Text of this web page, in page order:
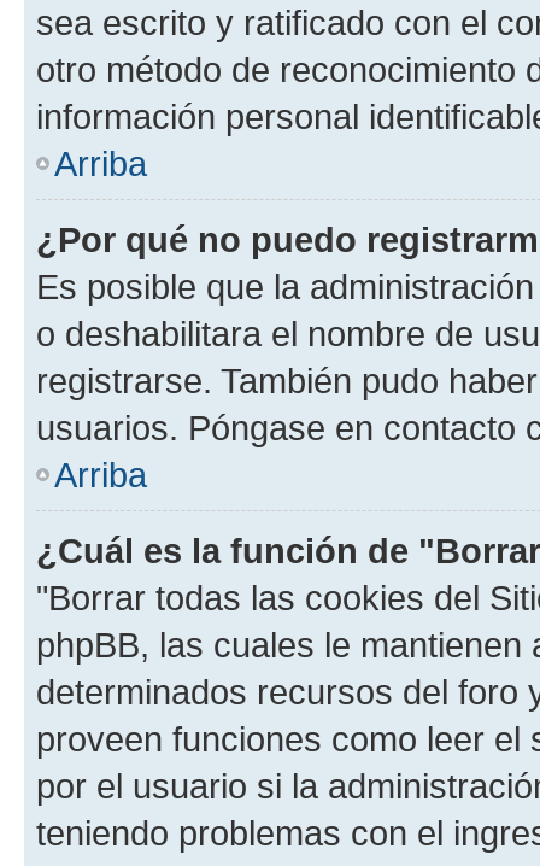
sea escrito y ratificado con el
otro método de reconocimiento
información personal
Arriba
¿Por qué no puedo
Es posible que la
o deshabilitara el nombre de
registrarse. También pudo
usuarios. Póngase en contacto
Arriba
¿Cuál es la función de
"Borrar todas las cookies del
phpBB, las cuales le
determinados recursos del foro
proveen funciones como leer el
por el usuario si la
teniendo problemas con el